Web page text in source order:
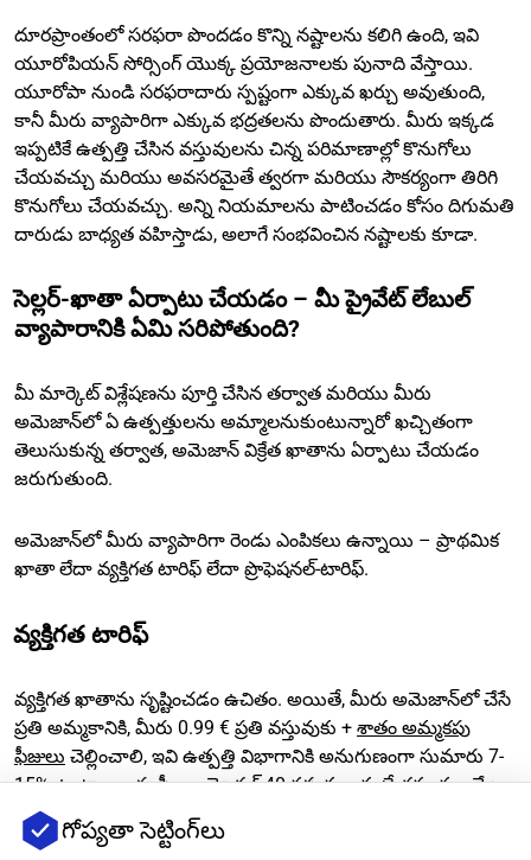
దూరప్రాంతంలో సరఫరా పొందడం కొన్ని నష్టాలను కలిగి ఉంది, ఇవి
యూరోపియన్ సోర్సింగ్ యొక్క ప్రయోజనాలకు పునాది వేస్తాయి.
యూరోపా నుండి సరఫరాదారు స్పష్టంగా ఎక్కువ ఖర్చు అవుతుంది,
కానీ మీరు వ్యాపారిగా ఎక్కువ భద్రతలను పొందుతారు. మీరు ఇక్కడ
ఇప్పటికే ఉత్పత్తి చేసిన వస్తువులను చిన్న పరిమాణాల్లో కొనుగోలు
చేయవచ్చు మరియు అవసరమైతే త్వరగా మరియు సౌకర్యంగా తిరిగి
కొనుగోలు చేయవచ్చు. అన్ని నియమాలను పాటించడం కోసం దిగుమతి
దారుడు బాధ్యత వహిస్తాడు, అలాగే సంభవించిన నష్టాలకు కూడా.
సెల్లర్-ఖాతా ఏర్పాటు చేయడం – మీ ప్రైవేట్ లేబుల్
వ్యాపారానికి ఏమి సరిపోతుంది?
మీ మార్కెట్ విశ్లేషణను పూర్తి చేసిన తర్వాత మరియు మీరు
అమెజాన్‌లో ఏ ఉత్పత్తులను అమ్మాలనుకుంటున్నారో ఖచ్చితంగా
తెలుసుకున్న తర్వాత, అమెజాన్ విక్రేత ఖాతాను ఏర్పాటు చేయడం
జరుగుతుంది.
అమెజాన్‌లో మీరు వ్యాపారిగా రెండు ఎంపికలు ఉన్నాయి – ప్రాథమిక
ఖాతా లేదా వ్యక్తిగత టారిఫ్ లేదా ప్రొఫెషనల్-టారిఫ్.
వ్యక్తిగత టారిఫ్
వ్యక్తిగత ఖాతాను సృష్టించడం ఉచితం. అయితే, మీరు అమెజాన్‌లో చేసే
ప్రతి అమ్మకానికి, మీరు 0.99 € ప్రతి వస్తువుకు + శాతం అమ్మకపు
ఫీజులు చెల్లించాలి, ఇవి ఉత్పత్తి విభాగానికి అనుగుణంగా సుమారు 7-
15% ఉంటాయి. ఈ ఫీజుల మోడల్ 40 వస్తువుల కంటే తక్కువ అమ్మే
విక్రేతలకు రూపొందించబడింది.
గోప్యతా సెట్టింగ్‌లు